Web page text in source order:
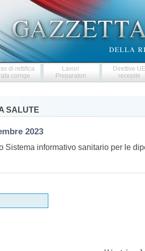
di rettifica
corrige
Lavori
Preparatori
Direttive
recepite
SALUTE
2023
Sistema informativo sanitario per le